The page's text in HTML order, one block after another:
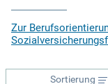
Zur
Sortierung